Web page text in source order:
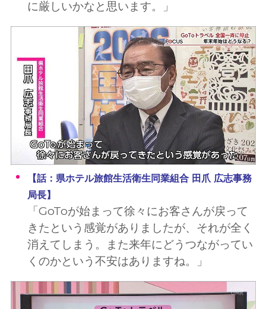
に厳しいかなと思います。」
【話：県ホテル旅館生活衛生同業組合 田爪 広志事務
局長】
「GoToが始まって徐々にお客さんが戻って
きたという感覚がありましたが、それが全く
消えてしまう。また来年にどうつながってい
くのかという不安はありますね。」